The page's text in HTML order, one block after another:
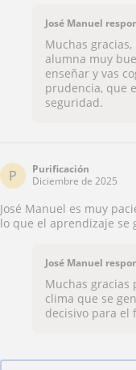
José Manuel
Muchas
alumna muy
enseñar y vas
prudencia, que
seguridad.
P
Purificación
Diciembre de 2025
José Manuel es muy
lo que el aprendizaje se
José Manuel
Muchas gracias
clima que se
decisivo para el